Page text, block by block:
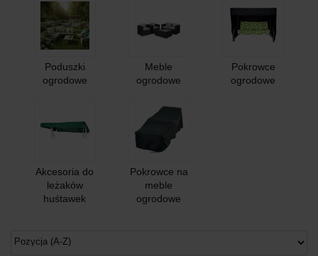
Poduszki
ogrodowe
Meble
ogrodowe
Pokrowce
ogrodowe
Akcesoria do
leżaków
huśtawek
Pokrowce na
meble
ogrodowe